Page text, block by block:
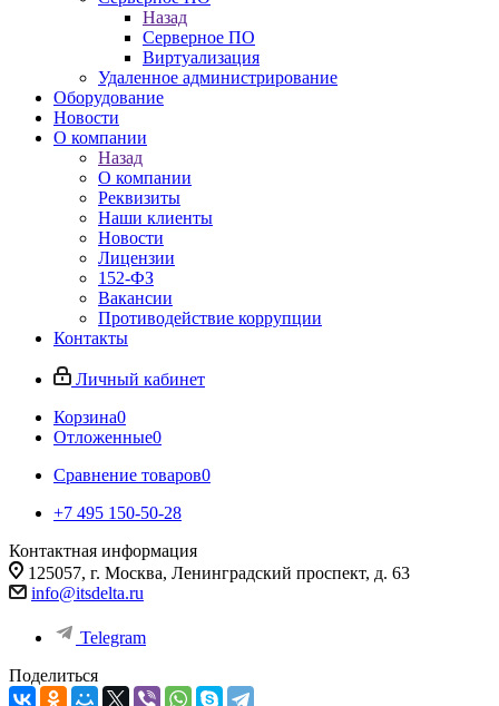
Назад
Серверное ПО
Виртуализация
Удаленное администрирование
Оборудование
Новости
О компании
Назад
О компании
Реквизиты
Наши клиенты
Новости
Лицензии
152-ФЗ
Вакансии
Противодействие коррупции
Контакты
Личный кабинет
Корзина0
Отложенные0
Сравнение товаров0
+7 495 150-50-28
Контактная информация
125057, г. Москва, Ленинградский проспект, д. 63
info@itsdelta.ru
Telegram
Поделиться